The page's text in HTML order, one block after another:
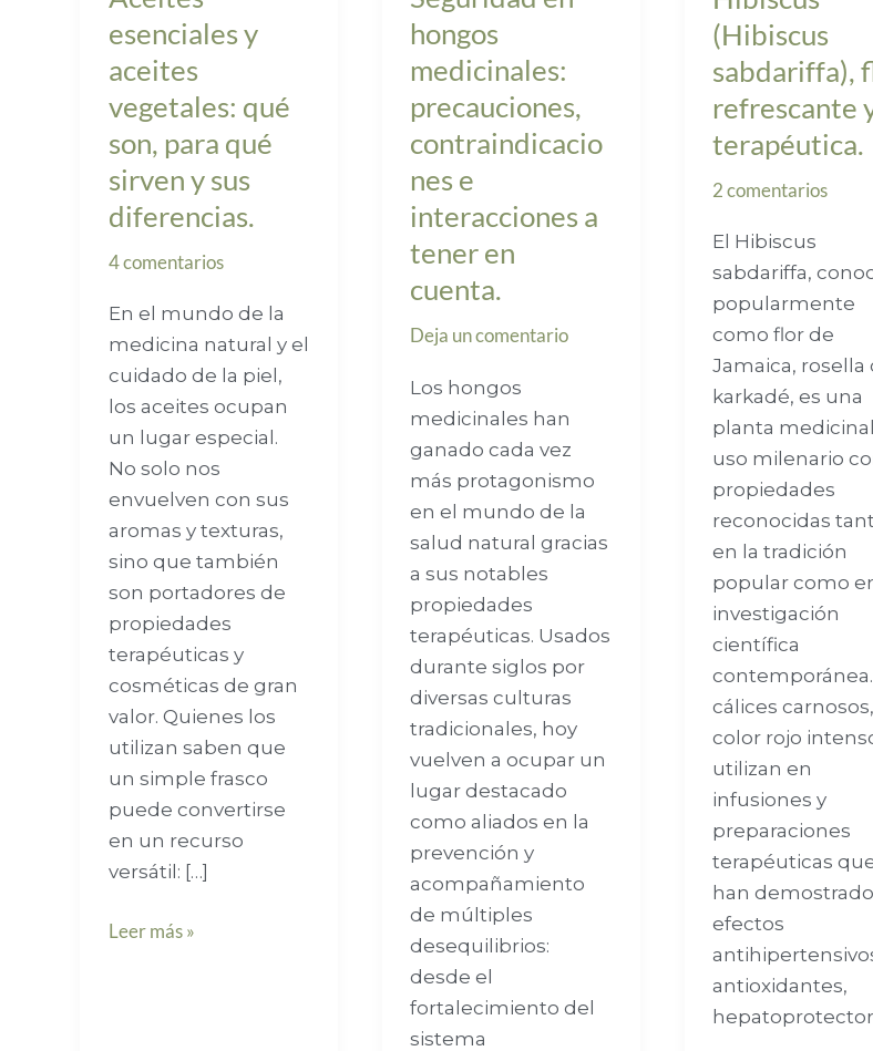
esenciales y
aceites
vegetales: qué
son, para qué
sirven y sus
diferencias.
4 comentarios
En el mundo de la
medicina natural y el
cuidado de la piel,
los aceites ocupan
un lugar especial.
No solo nos
envuelven con sus
aromas y texturas,
sino que también
son portadores de
propiedades
terapéuticas y
cosméticas de gran
valor. Quienes los
utilizan saben que
un simple frasco
puede convertirse
en un recurso
versátil: […]
qué
sirven
y
sus
diferencias.
Leer más »
hongos
medicinales:
precauciones,
contraindicacio
nes e
interacciones a
tener en
cuenta.
Deja un comentario
Los hongos
medicinales han
ganado cada vez
más protagonismo
en el mundo de la
salud natural gracias
a sus notables
propiedades
terapéuticas. Usados
durante siglos por
diversas culturas
tradicionales, hoy
vuelven a ocupar un
lugar destacado
como aliados en la
prevención y
acompañamiento
de múltiples
desequilibrios:
desde el
fortalecimiento del
sistema
a
tener
en
cuenta.
(Hibiscus
sabdariffa),
refrescante
terapéutica.
2 comentarios
El Hibiscus
sabdariffa,
popularmente
como flor de
Jamaica, rosella
karkadé, es una
planta
uso milenario
propiedades
reconocidas
en la tradición
popular como
investigación
científica
contemporánea.
cálices
color rojo
utilizan en
infusiones y
preparaciones
terapéuticas
han demostrado
efectos
antioxidantes,